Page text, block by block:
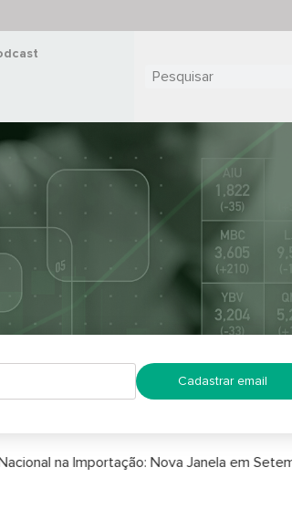
Cadastrar email
para 2027